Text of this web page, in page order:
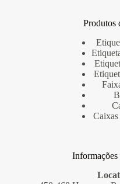
Produtos
Caixas
Informações